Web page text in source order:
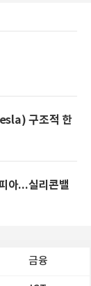
적 한
아...실리콘밸
금융